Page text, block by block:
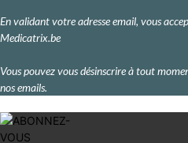
En validant votre adresse email, vous
Medicatrix.be
Vous pouvez vous désinscrire à tout
nos emails.